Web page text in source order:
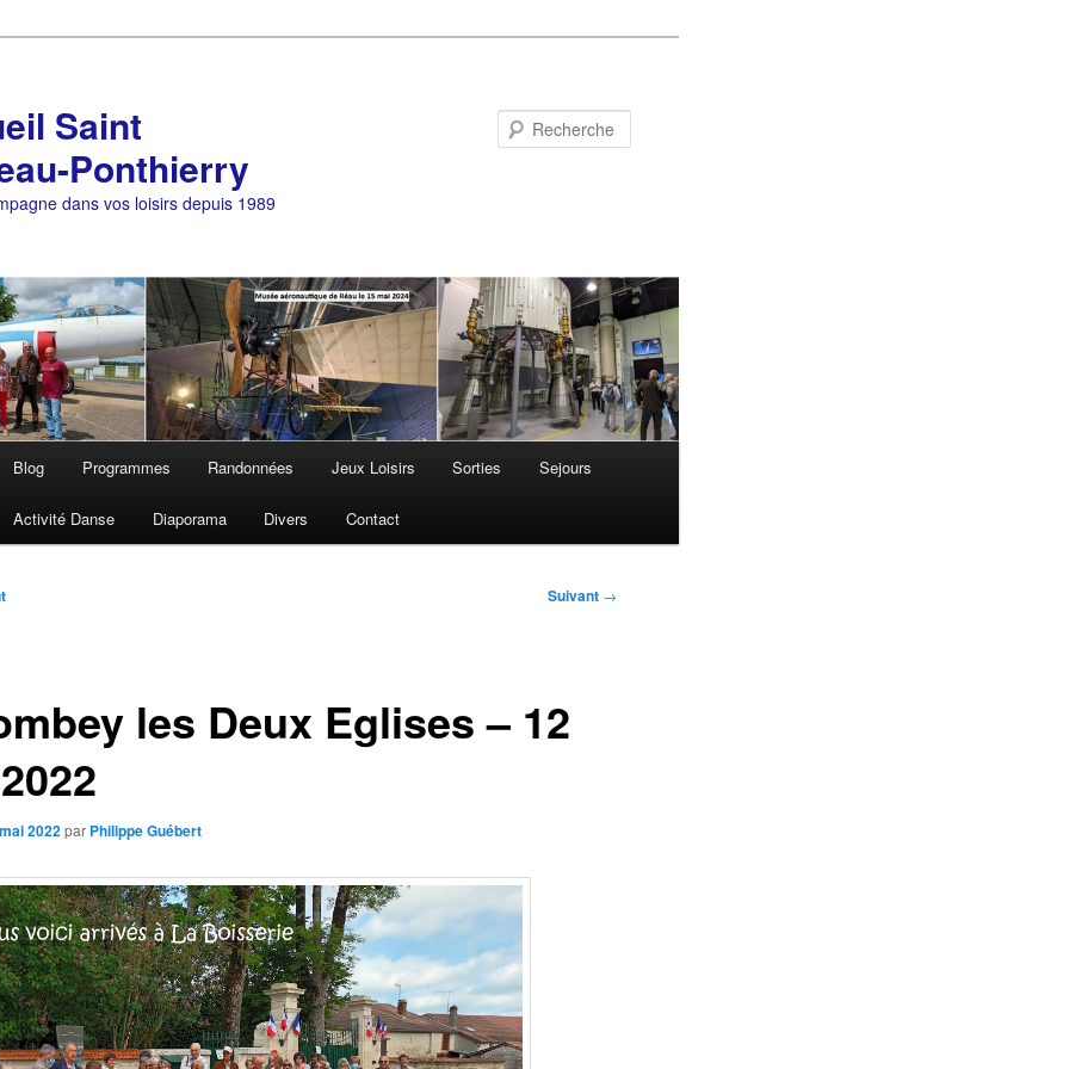
Saint
Ponthierry
dans vos loisirs depuis 1989
Blog Programmes Randonnées Jeux Loisirs Sorties Sejours
Activité Danse Diaporama Divers Contact
Suivant →
les Deux Eglises – 12
2022 par Philippe Guébert